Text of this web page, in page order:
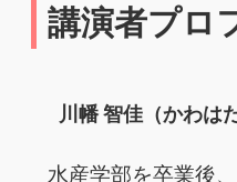
講演者プロ
川幡 智佳（かわは
水産学部を卒業後